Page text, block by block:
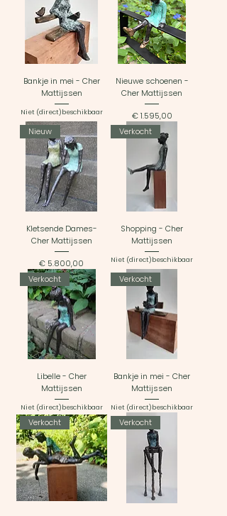
Bankje in mei - Cher
Mattijssen
Niet (direct)beschikbaar
Nieuwe schoenen -
Cher Mattijssen
Prijs
€ 1.595,00
Nieuw
Kletsende Dames-
Cher Mattijssen
Prijs
€ 5.800,00
Verkocht
Shopping - Cher
Mattijssen
Niet (direct)beschikbaar
Verkocht
Libelle - Cher
Mattijssen
Niet (direct)beschikbaar
Verkocht
Bankje in mei - Cher
Mattijssen
Niet (direct)beschikbaar
Verkocht Verkocht